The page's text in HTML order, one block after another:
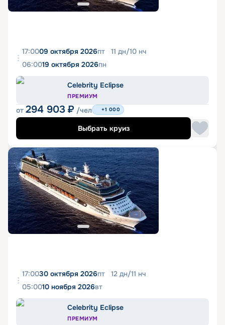
17:0009 октября 2026пт 11 дн/10 нч
06:0019 октября 2026пн
Celebrity Eclipse
ПРЕМИУМ
от 294 903 ₽ /чел +1 000
Выбрать круиз
17:0030 октября 2026пт 12 дн/11 нч
05:0010 ноября 2026вт
Celebrity Eclipse
ПРЕМИУМ